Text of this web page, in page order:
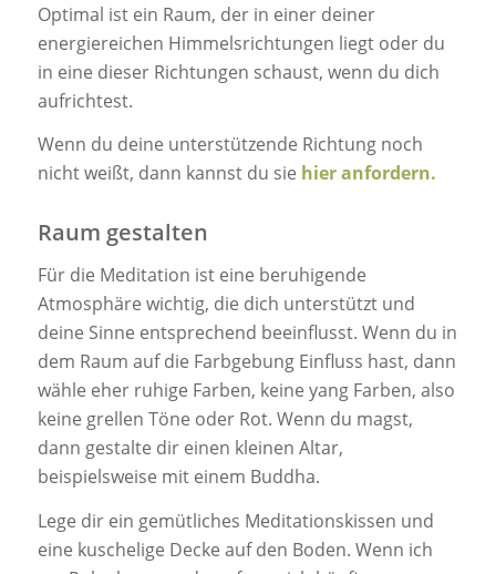
Optimal ist ein Raum, der in einer deiner
energiereichen Himmelsrichtungen liegt oder du
in eine dieser Richtungen schaust, wenn du dich
aufrichtest.
Wenn du deine unterstützende Richtung noch
nicht weißt, dann kannst du sie hier anfordern.
Raum gestalten
Für die Meditation ist eine beruhigende
Atmosphäre wichtig, die dich unterstützt und
deine Sinne entsprechend beeinflusst. Wenn du in
dem Raum auf die Farbgebung Einfluss hast, dann
wähle eher ruhige Farben, keine yang Farben, also
keine grellen Töne oder Rot. Wenn du magst,
dann gestalte dir einen kleinen Altar,
beispielsweise mit einem Buddha.
Lege dir ein gemütliches Meditationskissen und
eine kuschelige Decke auf den Boden. Wenn ich